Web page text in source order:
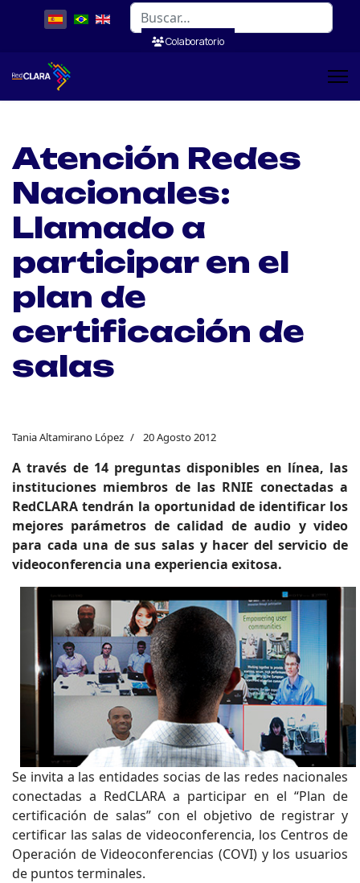
Buscar
Colaboratorio
Atención Redes
Nacionales:
Llamado a
participar en el
plan de
certificación de
salas
Tania Altamirano López 20 Agosto 2012
A través de 14 preguntas disponibles en línea, las
instituciones miembros de las RNIE conectadas a
RedCLARA tendrán la oportunidad de identificar los
mejores parámetros de calidad de audio y video
para cada una de sus salas y hacer del servicio de
videoconferencia una experiencia exitosa.
Se invita a las entidades socias de las redes nacionales
conectadas a RedCLARA a participar en el “Plan de
certificación de salas” con el objetivo de registrar y
certificar las salas de videoconferencia, los Centros de
Operación de Videoconferencias (COVI) y los usuarios
de puntos terminales.